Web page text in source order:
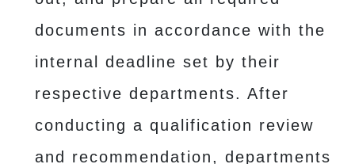
documents in accordance with the
internal deadline set by their
respective departments. After
conducting a qualification review
and recommendation, departments